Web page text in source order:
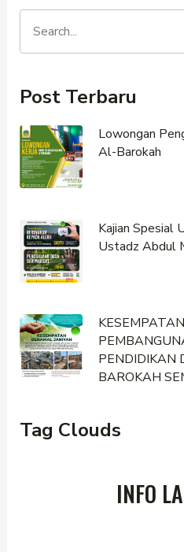
Post Terbaru
Lowongan
Al-Barokah
Kajian Spesial
Ustadz Abdul
PENDIDIKAN
BAROKAH
Tag Clouds
INFO